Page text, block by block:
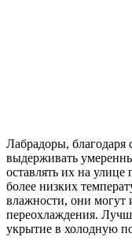
Лабрадоры, благодаря
выдерживать
оставлять их на
более низких
влажности, они могут
переохлаждения.
укрытие в холодную